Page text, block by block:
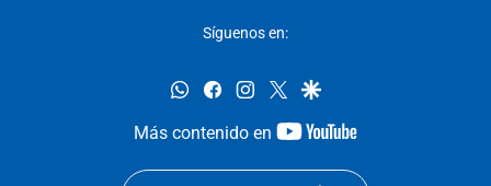
Síguenos en:
whatsappfacebookinstagram
twittergoogle
Más contenido en
youtube-